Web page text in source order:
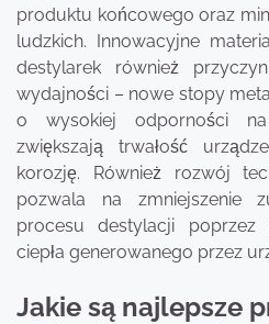
produktu końcowego oraz
ludzkich. Innowacyjne
destylarek również
wydajności – nowe stopy
o wysokiej odporności na
zwiększają trwałość
korozję. Również rozwój
pozwala na zmniejszenie
procesu destylacji poprzez
ciepła generowanego przez
Jakie są najlepsze